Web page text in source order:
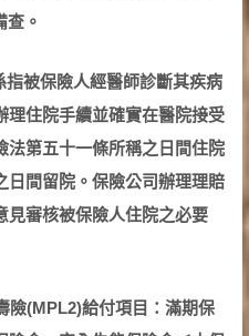
查。
被保險人經醫師診斷其疾病
理住院手續並確實在醫院接受
法第五十一條所稱之日間住院
日間留院。保險公司辦理理賠
見審核被保險人住院之必要
險(MPL2)給付項目：滿期保